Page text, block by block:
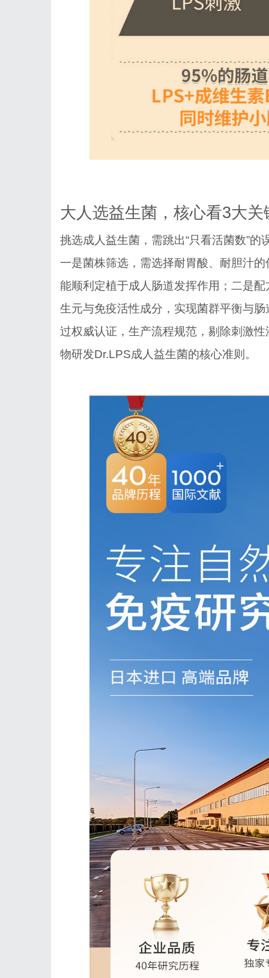
大人选益生菌，核心看3大关
挑选成人益生菌，需跳出“只看活菌数”
一是菌株筛选，需选择耐胃酸、耐胆汁
能顺利定植于成人肠道发挥作用；二是
生元与免疫活性成分，实现菌群平衡与
过权威认证，生产流程规范，剔除刺激
物研发Dr.LPS成人益生菌的核心准则。